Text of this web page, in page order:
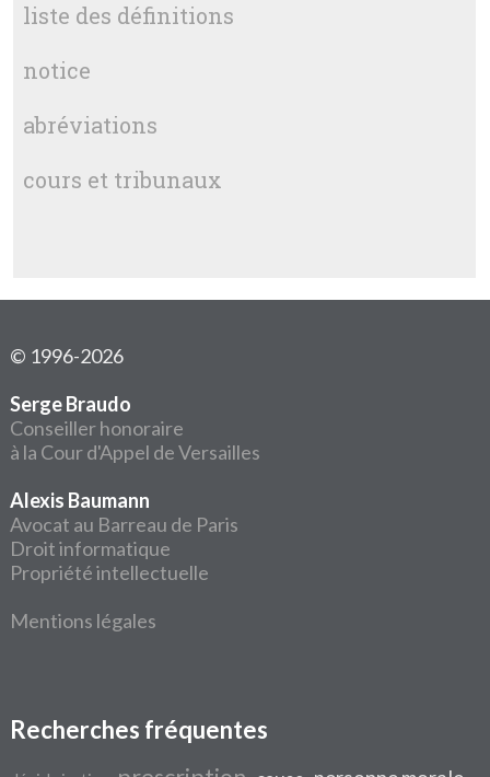
liste des définitions
notice
abréviations
cours et tribunaux
© 1996-2026
Serge Braudo
Conseiller honoraire
à la Cour d'Appel de Versailles
Alexis Baumann
Avocat au Barreau de Paris
Droit informatique
Propriété intellectuelle
Mentions légales
Recherches fréquentes